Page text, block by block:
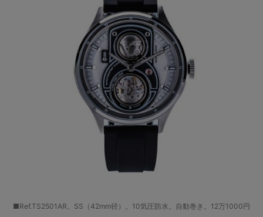
■Ref.TS2501AR。SS（42mm径）。10気圧防水。自動巻き。12万1000円